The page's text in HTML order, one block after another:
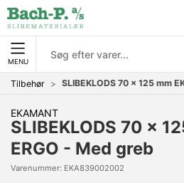
MENU
Tilbehør SLIBEKLODS 70 x 125 mm
EKAMANT
SLIBEKLODS 70 x
ERGO - Med greb
Varenummer: EKA839002002